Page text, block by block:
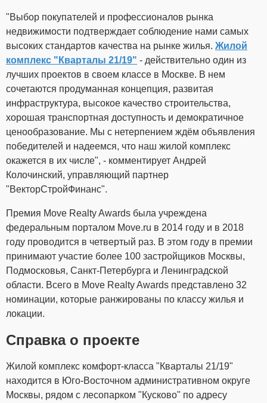
"Выбор покупателей и профессионалов рынка
недвижимости подтверждает соблюдение нами самых
высоких стандартов качества на рынке жилья. Жилой
комплекс "Кварталы 21/19" - действительно один из
лучших проектов в своем классе в Москве. В нем
сочетаются продуманная концепция, развитая
инфраструктура, высокое качество строительства,
хорошая транспортная доступность и демократичное
ценообразование. Мы с нетерпением ждём объявления
победителей и надеемся, что наш жилой комплекс
окажется в их числе", - комментирует Андрей
Колочинский, управляющий партнер
"ВекторСтройФинанс".
Премия Move Realty Awards была учреждена
федеральным порталом Move.ru в 2014 году и в 2018
году проводится в четвертый раз. В этом году в премии
принимают участие более 100 застройщиков Москвы,
Подмосковья, Санкт-Петербурга и Ленинградской
области. Всего в Move Realty Awards представлено 32
номинации, которые ранжированы по классу жилья и
локации.
Справка о проекте
Жилой комплекс комфорт-класса "Кварталы 21/19"
находится в Юго-Восточном административном округе
Москвы, рядом с лесопарком "Кусково" по адресу